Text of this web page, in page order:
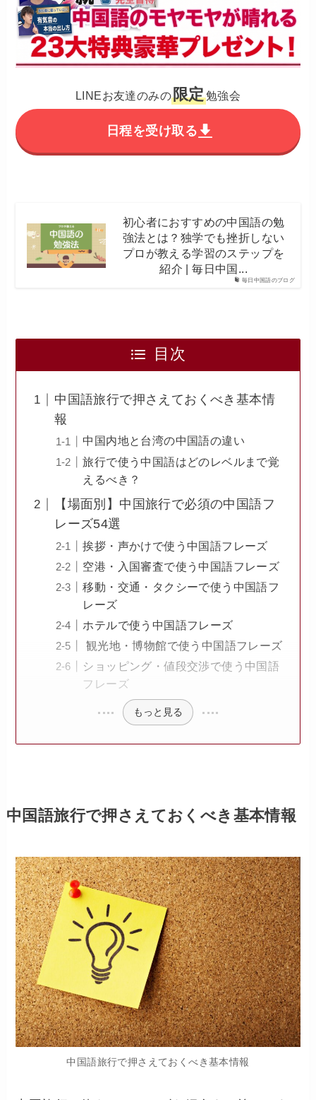
LINEお友達のみの限定勉強会
日程を受け取る
毎日中国語のブログ
初心者におすすめの中国語の勉
強法とは？独学でも挫折しない
プロが教える学習のステップを
紹介 | 毎日中国...
目次
中国語旅行で押さえておくべき基本情
報
中国内地と台湾の中国語の違い
旅行で使う中国語はどのレベルまで覚
えるべき？
【場面別】中国旅行で必須の中国語フ
レーズ54選
挨拶・声かけで使う中国語フレーズ
空港・入国審査で使う中国語フレーズ
移動・交通・タクシーで使う中国語フ
レーズ
ホテルで使う中国語フレーズ
観光地・博物館で使う中国語フレーズ
ショッピング・値段交渉で使う中国語
フレーズ
もっと見る
中国語旅行で押さえておくべき基本情報
中国語旅行で押さえておくべき基本情報